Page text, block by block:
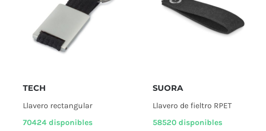
TECH
Llavero rectangular
70424 disponibles
SUORA
Llavero de fieltro RPET
58520 disponibles